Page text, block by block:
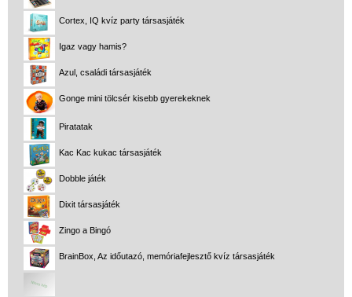
Cortex, IQ kvíz party társasjáték
Igaz vagy hamis?
Azul, családi társasjáték
Gonge mini tölcsér kisebb gyerekeknek
Piratatak
Kac Kac kukac társasjáték
Dobble játék
Dixit társasjáték
Zingo a Bingó
BrainBox, Az időutazó, memóriafejlesztő kvíz társasjáték